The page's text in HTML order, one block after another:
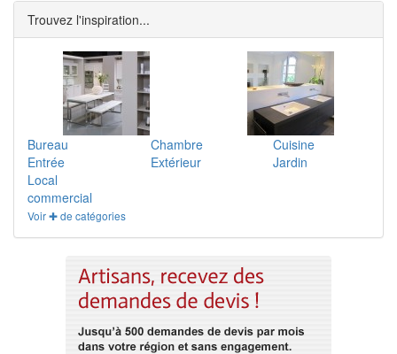
Trouvez l'inspiration...
Bureau Chambre
Cuisine
Entrée
Extérieur
Jardin
Local
commercial
Voir ✚ de catégories